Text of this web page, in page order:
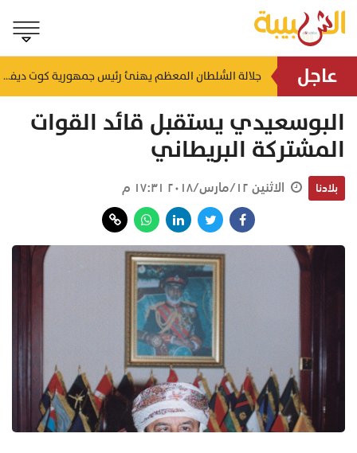
عاجل لتعزيز سلاسل الإمداد.. إطلاق ممر لوجستي بري بين سلطنة عُمان والمملكة العربية السعودية منذ ٢٣ ساعة جلالة السُّلطان المعظم يهنئ رئيس جمهورية كوت ديفوار
البوسعيدي يستقبل قائد القوات
المشتركة البريطاني
بلادنا الاثنين ١٢/مارس/٢٠١٨ ١٧:٣١ م